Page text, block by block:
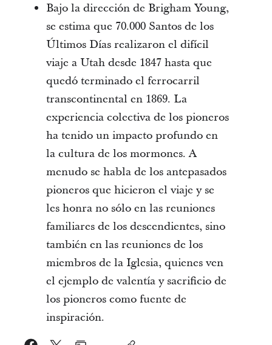
Bajo la dirección de Brigham Young,
se estima que 70.000 Santos de los
Últimos Días realizaron el difícil
viaje a Utah desde 1847 hasta que
quedó terminado el ferrocarril
transcontinental en 1869. La
experiencia colectiva de los pioneros
ha tenido un impacto profundo en
la cultura de los mormones. A
menudo se habla de los antepasados
pioneros que hicieron el viaje y se
les honra no sólo en las reuniones
familiares de los descendientes, sino
también en las reuniones de los
miembros de la Iglesia, quienes ven
el ejemplo de valentía y sacrificio de
los pioneros como fuente de
inspiración.